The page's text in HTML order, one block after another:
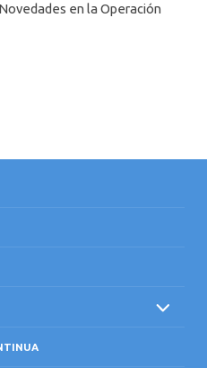
en la Operación